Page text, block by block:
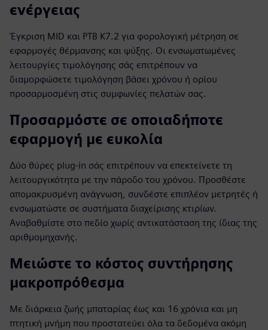
ενέργειας
Έγκριση MID και PTB K7.2 για φορολογική μέτρηση σε
εφαρμογές θέρμανσης και ψύξης. Οι ενσωματωμένες
λειτουργίες τιμολόγησης σάς επιτρέπουν να
διαμορφώσετε τιμολόγηση βάσει χρόνου ή ορίου
προσαρμοσμένη στις συμφωνίες πελατών σας.
Προσαρμόστε σε οποιαδήποτε
εφαρμογή με ευκολία
Δύο θύρες plug-in σάς επιτρέπουν να επεκτείνετε τη
λειτουργικότητα με την πάροδο του χρόνου. Προσθέστε
απομακρυσμένη ανάγνωση, συνδέστε επιπλέον μετρητές ή
ενσωματώστε σε συστήματα διαχείρισης κτιρίων.
Αναβαθμίστε στο πεδίο χωρίς αντικατάσταση της ίδιας της
αριθμομηχανής.
Μειώστε το κόστος συντήρησης
μακροπρόθεσμα
Με διάρκεια ζωής μπαταρίας έως και 16 χρόνια και μη
πτητική μνήμη που προστατεύει όλα τα δεδομένα ακόμη